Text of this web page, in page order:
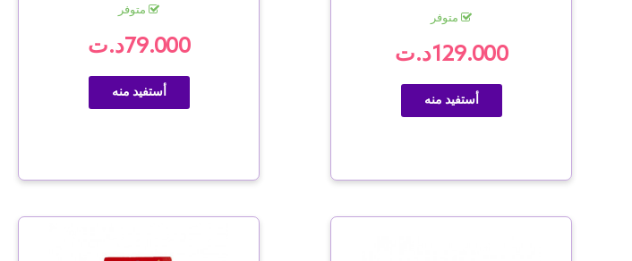
متوفر
129.000د.ت
أستفيد منه
متوفر
79.000د.ت
أستفيد منه